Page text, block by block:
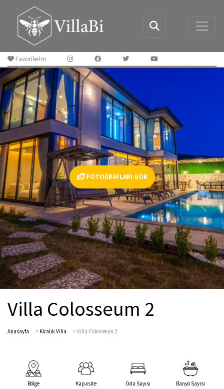
Favorilerim
FOTOĞRAFLARI GÖR
Villa Colosseum 2
Anasayfa > Kiralık Villa >Villa Colosseum 2
Bölge
Kapasite
Oda Sayısı
Banyo Sayısı